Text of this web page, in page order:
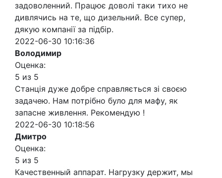
задоволенний. Працює доволі таки тихо не
дивлячись на те, що дизельний. Все супер,
дякую компанії за підбір.
2022-06-30 10:16:36
Володимир
Оценка:
5 из 5
Станція дуже добре справляється зі своєю
задачею. Нам потрібно було для мафу, як
запасне живлення. Рекомендую !
2022-06-30 10:18:56
Дмитро
Оценка:
5 из 5
Качественный аппарат. Нагрузку держит, мы